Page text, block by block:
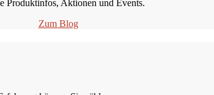
Produktinfos, Aktionen und Events.
Zum Blog